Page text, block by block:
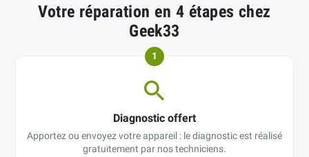
Votre réparation en 4 étapes chez
Geek33
1
Diagnostic offert
Apportez ou envoyez votre appareil : le diagnostic est réalisé
gratuitement par nos techniciens.